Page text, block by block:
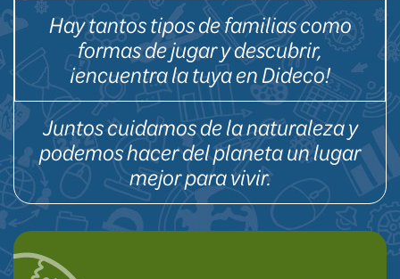
Hay tantos tipos de familias como
formas de jugar y descubrir,
¡encuentra la tuya en Dideco!
Juntos cuidamos de la naturaleza y
podemos hacer del planeta un lugar
mejor para vivir.